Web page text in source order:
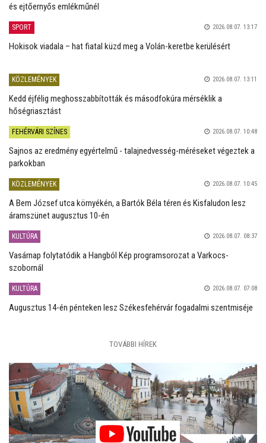
és ejtőernyős emlékműnél
SPORT 2026.08.07. 13:17
Hokisok viadala – hat fiatal küzd meg a Volán-keretbe kerülésért
KÖZLEMÉNYEK 2026.08.07. 13:11
Kedd éjfélig meghosszabbították és másodfokúra mérséklik a
hőségriasztást
FEHÉRVÁRI SZÍNES 2026.08.07. 10:48
Sajnos az eredmény egyértelmű - talajnedvesség-méréseket végeztek a
parkokban
KÖZLEMÉNYEK 2026.08.07. 10:45
A Bem József utca környékén, a Bartók Béla téren és Kisfaludon lesz
áramszünet augusztus 10-én
KULTÚRA 2026.08.07. 08:37
Vasárnap folytatódik a Hangból Kép programsorozat a Varkocs-
szobornál
KULTÚRA 2026.08.07. 07:08
Augusztus 14-én pénteken lesz Székesfehérvár fogadalmi szentmiséje
TOVÁBBI HÍREK